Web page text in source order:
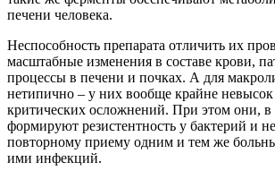
печени человека.
Неспособность препарата отличить их
масштабные изменения в составе крови,
процессы в печени и почках. А для
нетипично – у них вообще крайне
критических осложнений. При этом они, в
формируют резистентность у бактерий и
повторному приему одним и тем же
ими инфекций.